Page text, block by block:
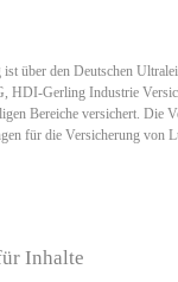
über den Deutschen
HDI-Gerling Industrie
Bereiche versichert. Die
für die Versicherung von
Inhalte